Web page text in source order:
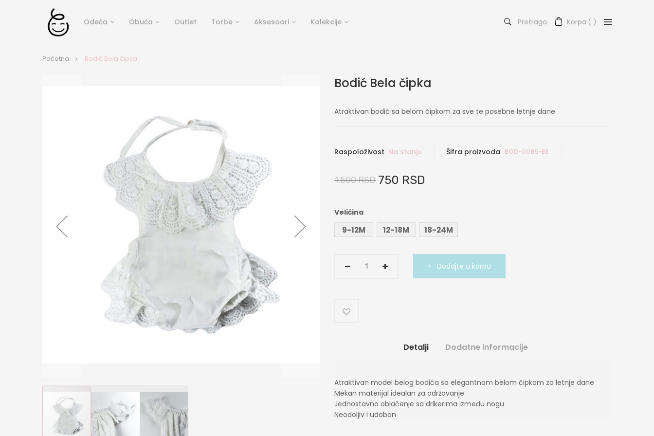
Odeća Obuća Outlet Torbe Aksesoari Kolekcije Korpa ( )
Pretraga
Početna Bodić Bela čipka
Bodić Bela čipka
Atraktivan bodić sa belom čipkom za sve te posebne letnje dane.
Raspoloživost Na stanju Šifra proizvoda BOD-0085-BE
750 RSD
1.500 RSD
Veličina
9-12M 12-18M 18-24M
Dodajte u korpu
Detalji
Atraktivan model belog bodića sa elegantnom belom čipkom za letnje dane
Mekan materijal idealan za održavanje
Jednostavno oblačenje sa drikerima između nogu
Neodoljiv i udoban
Dodatne informacije